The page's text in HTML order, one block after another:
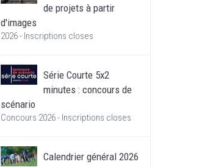
de projets à partir
d'images
2026 - Inscriptions closes
Série Courte 5x2
minutes : concours de
scénario
Concours 2026 - Inscriptions closes
Calendrier général 2026